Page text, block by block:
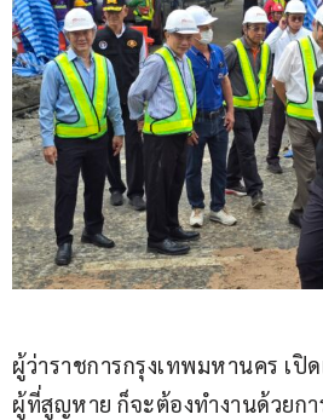
ผู้ว่าราชการกรุงเทพมหานคร เปิด
ผู้ที่สูญหาย ก็จะต้องทำงานด้วยก